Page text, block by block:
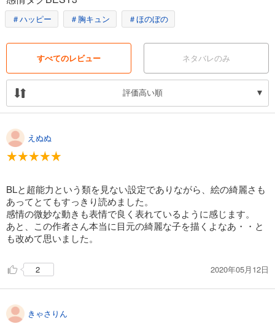
＃ハッピー ＃胸キュン ＃ほのぼの
すべてのレビュー ネタバレのみ
評価高い順
えぬぬ
BLと超能力という類を見ない設定でありながら、絵の綺麗さも
あってとてもすっきり読めました。
感情の微妙な動きも表情で良く表れているように感じます。
あと、この作者さん本当に目元の綺麗な子を描くよなあ・・と
も改めて思いました。
2 2020年05月12日
きゃさりん